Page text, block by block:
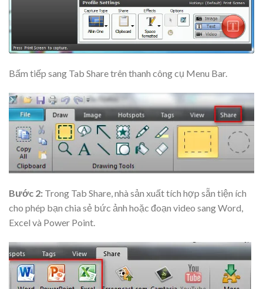
Bấm tiếp sang Tab Share trên thanh công cụ Menu Bar.
Bước 2: Trong Tab Share, nhà sản xuất tích hợp sẵn tiện ích
cho phép bạn chia sẻ bức ảnh hoặc đoạn video sang Word,
Excel và Power Point.